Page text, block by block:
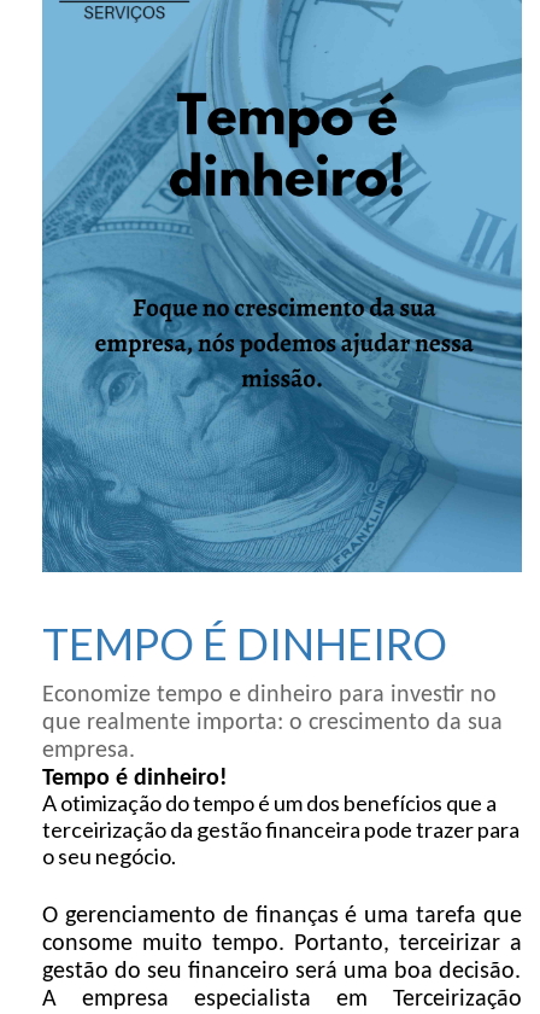
TEMPO É DINHEIRO
Economize tempo e dinheiro para investir no
que realmente importa: o crescimento da sua
empresa.
Tempo é dinheiro!
A otimização do tempo é um dos benefícios que a
terceirização da gestão financeira pode trazer para
o seu negócio.
O gerenciamento de finanças é uma tarefa que
consome muito tempo. Portanto, terceirizar a
gestão do seu financeiro será uma boa decisão.
A empresa especialista em Terceirização